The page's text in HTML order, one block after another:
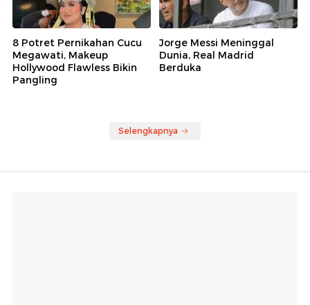
8 Potret Pernikahan Cucu
Megawati, Makeup
Hollywood Flawless Bikin
Pangling
Jorge Messi Meninggal
Dunia, Real Madrid
Berduka
Selengkapnya